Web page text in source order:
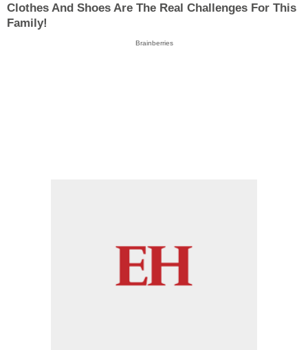
Clothes And Shoes Are The Real Challenges For This
Family!
Brainberries